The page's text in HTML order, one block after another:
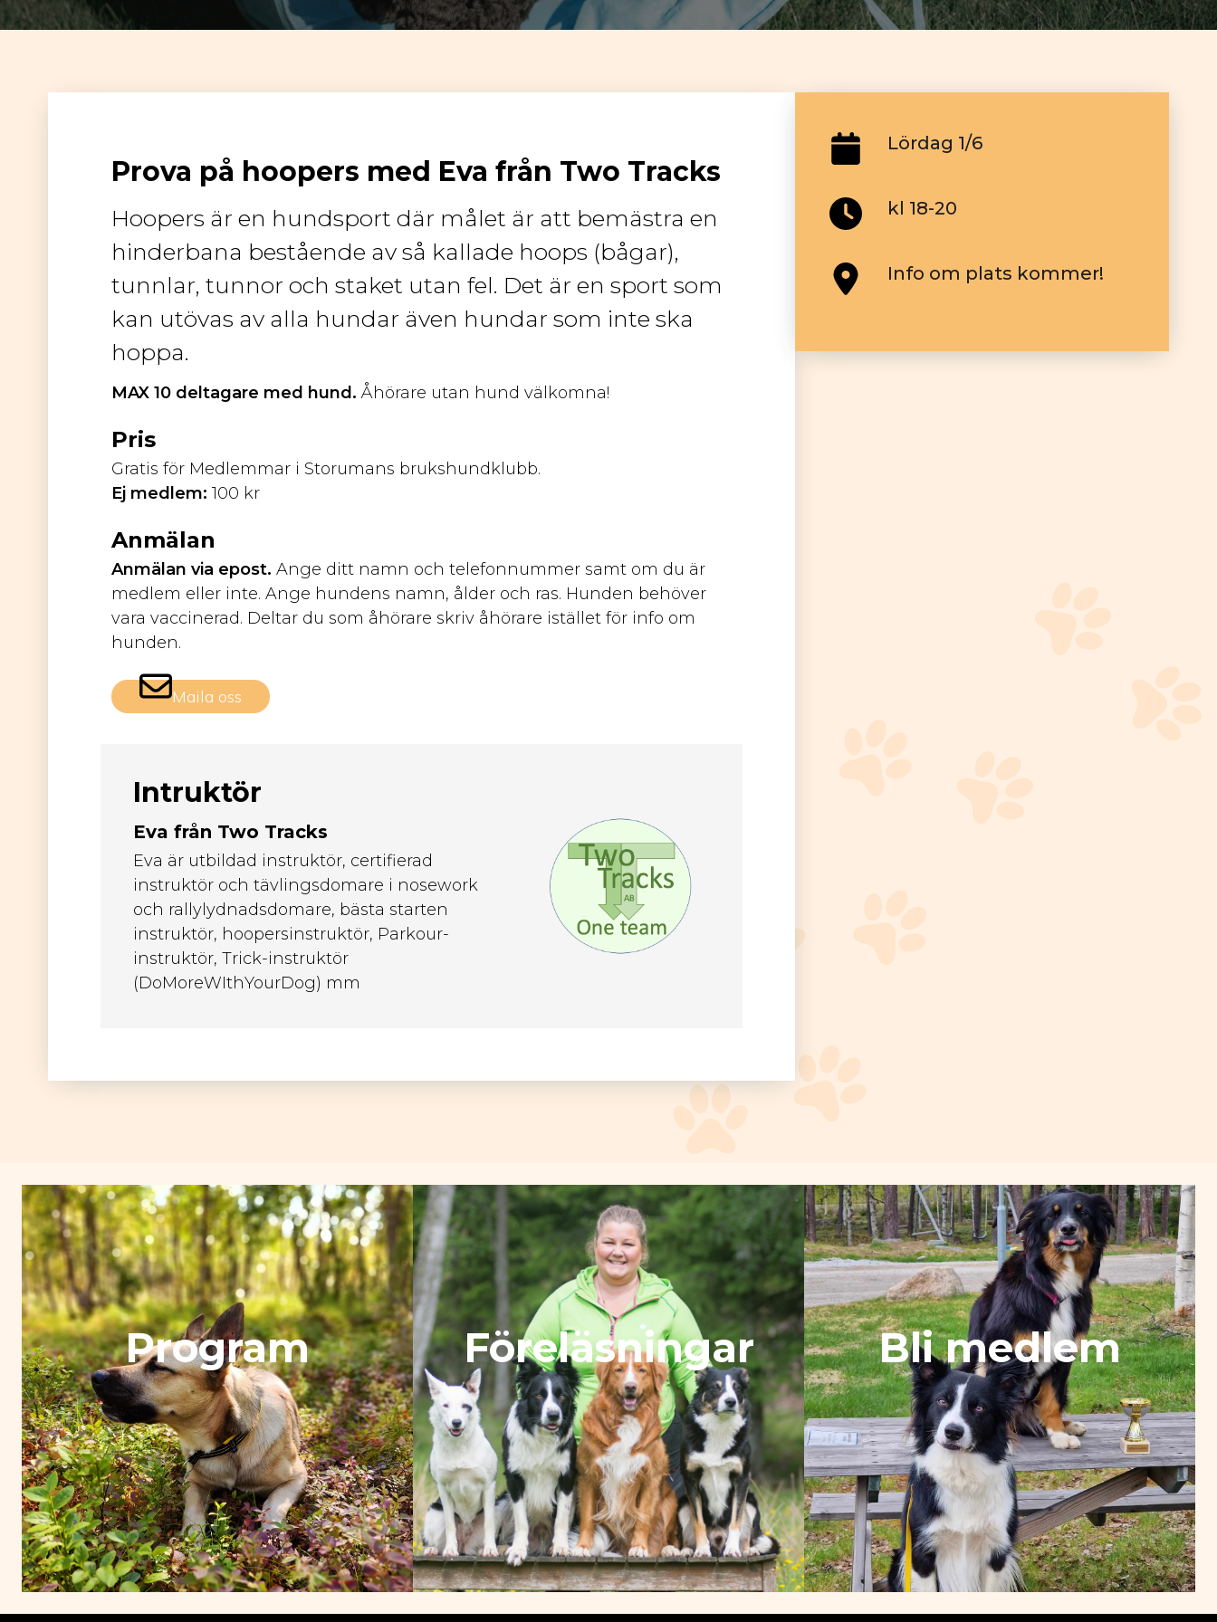
Prova på hoopers med Eva från Two Tracks
Hoopers är en hundsport där målet är att bemästra en
hinderbana bestående av så kallade hoops (bågar),
tunnlar, tunnor och staket utan fel. Det är en sport som
kan utövas av alla hundar även hundar som inte ska
hoppa.
MAX 10 deltagare med hund.Åhörare utan hund välkomna!
Pris
Gratis för Medlemmar i Storumans brukshundklubb.
Ej medlem: 100 kr
Anmälan
Anmälan via epost. Ange ditt namn och telefonnummer samt om du är
medlem eller inte. Ange hundens namn, ålder och ras. Hunden behöver
vara vaccinerad. Deltar du som åhörare skriv åhörare istället för info om
hunden.
Maila oss
Intruktör
Eva från Two Tracks
Eva är utbildad instruktör, certifierad
instruktör och tävlingsdomare i nosework
och rallylydnadsdomare, bästa starten
instruktör, hoopersinstruktör, Parkour-
instruktör, Trick-instruktör
(DoMoreWIthYourDog) mm
Lördag 1/6
kl 18-20
Info om plats kommer!
Program Föreläsningar Bli medlem